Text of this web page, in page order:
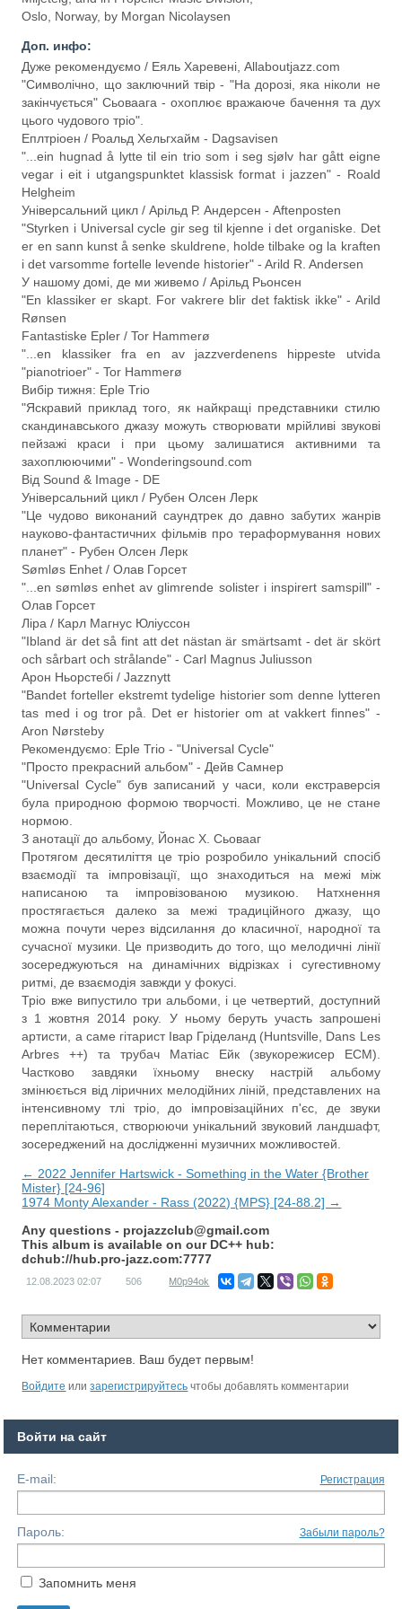
Oslo, Norway, by Morgan Nicolaysen
Доп. инфо:
Дуже рекомендуємо / Еяль Харевені, Allaboutjazz.com
"Символічно, що заключний твір - "На дорозі, яка ніколи не
закінчується" Сьоваага - охоплює вражаюче бачення та дух
цього чудового тріо".
Еплтріоен / Роальд Хельгхайм - Dagsavisen
"...ein hugnad å lytte til ein trio som i seg sjølv har gått eigne
vegar i eit i utgangspunktet klassisk format i jazzen" - Roald
Helgheim
Універсальний цикл / Арільд Р. Андерсен - Aftenposten
"Styrken i Universal cycle gir seg til kjenne i det organiske. Det
er en sann kunst å senke skuldrene, holde tilbake og la kraften
i det varsomme fortelle levende historier" - Arild R. Andersen
У нашому домі, де ми живемо / Арільд Рьонсен
"En klassiker er skapt. For vakrere blir det faktisk ikke" - Arild
Rønsen
Fantastiske Epler / Tor Hammerø
"...en klassiker fra en av jazzverdenens hippeste utvida
"pianotrioer" - Tor Hammerø
Вибір тижня: Eple Trio
"Яскравий приклад того, як найкращі представники стилю
скандинавського джазу можуть створювати мрійливі звукові
пейзажі краси і при цьому залишатися активними та
захоплюючими" - Wonderingsound.com
Від Sound & Image - DE
Універсальний цикл / Рубен Олсен Лерк
"Це чудово виконаний саундтрек до давно забутих жанрів
науково-фантастичних фільмів про тераформування нових
планет" - Рубен Олсен Лерк
Sømløs Enhet / Олав Горсет
"...en sømløs enhet av glimrende solister i inspirert samspill" -
Олав Горсет
Ліра / Карл Магнус Юліуссон
"Ibland är det så fint att det nästan är smärtsamt - det är skört
och sårbart och strålande" - Carl Magnus Juliusson
Арон Ньорстебі / Jazznytt
"Bandet forteller ekstremt tydelige historier som denne lytteren
tas med i og tror på. Det er historier om at vakkert finnes" -
Aron Nørsteby
Рекомендуємо: Eple Trio - "Universal Cycle"
"Просто прекрасний альбом" - Дейв Самнер
"Universal Cycle" був записаний у часи, коли екстраверсія
була природною формою творчості. Можливо, це не стане
нормою.
З анотації до альбому, Йонас Х. Сьовааг
Протягом десятиліття це тріо розробило унікальний спосіб
взаємодії та імпровізації, що знаходиться на межі між
написаною та імпровізованою музикою. Натхнення
простягається далеко за межі традиційного джазу, що
можна почути через відсилання до класичної, народної та
сучасної музики. Це призводить до того, що мелодичні лінії
зосереджуються на динамічних відрізках і сугестивному
ритмі, де взаємодія завжди у фокусі.
Тріо вже випустило три альбоми, і це четвертий, доступний
з 1 жовтня 2014 року. У ньому беруть участь запрошені
артисти, а саме гітарист Івар Гріделанд (Huntsville, Dans Les
Arbres ++) та трубач Матіас Ейк (звукорежисер ECM).
Частково завдяки їхньому внеску настрій альбому
змінюється від ліричних мелодійних ліній, представлених на
інтенсивному тлі тріо, до імпровізаційних п'єс, де звуки
переплітаються, створюючи унікальний звуковий ландшафт,
зосереджений на дослідженні музичних можливостей.
← 2022 Jennifer Hartswick - Something in the Water {Brother
Mister} [24-96]
1974 Monty Alexander - Rass (2022) {MPS} [24-88.2] →
Any questions - projazzclub@gmail.com
This album is available on our DC++ hub:
dchub://hub.pro-jazz.com:7777
12.08.2023 02:07 506 M0p94ok
Нет комментариев. Ваш будет первым!
Войдите илизарегистрируйтесь чтобы добавлять комментарии
Войти на сайт
E-mail: Регистрация
Пароль: Забыли пароль?
Запомнить меня